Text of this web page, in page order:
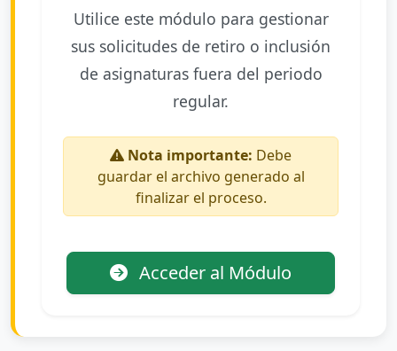
Utilice este módulo para gestionar
sus solicitudes de retiro o inclusión
de asignaturas fuera del periodo
regular.
Nota importante: Debe
guardar el archivo generado al
finalizar el proceso.
Acceder al Módulo